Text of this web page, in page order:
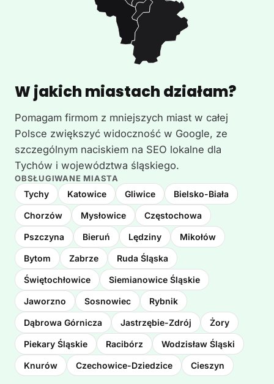
W jakich miastach działam?
Pomagam firmom z mniejszych miast w całej
Polsce zwiększyć widoczność w Google, ze
szczególnym naciskiem na SEO lokalne dla
Tychów i województwa śląskiego.
OBSŁUGIWANE MIASTA
Tychy Katowice Gliwice Bielsko-Biała
Chorzów Mysłowice Częstochowa
Pszczyna Bieruń Lędziny Mikołów
Bytom Zabrze Ruda Śląska
Świętochłowice Siemianowice Śląskie
Jaworzno Sosnowiec Rybnik
Dąbrowa Górnicza Jastrzębie-Zdrój Żory
Piekary Śląskie Racibórz Wodzisław Śląski
Knurów Czechowice-Dziedzice Cieszyn